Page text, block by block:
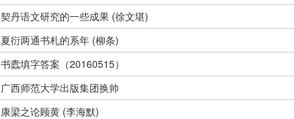
契丹语文研究的一些成果 (徐文堪)
夏衍两通书札的系年 (柳条)
书蠹填字答案（20160515）
广西师范大学出版集团换帅
康梁之论顾黄 (李海默)